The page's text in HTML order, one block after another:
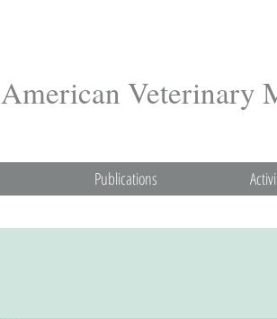
American Veterinary
Publications